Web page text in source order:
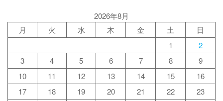
2026年8月
月
火 水 木 金 土
日
1
2
3
4 5 6 7 8
9
10
11 12 13 14 15
16
17
18 19 20 21 22
23